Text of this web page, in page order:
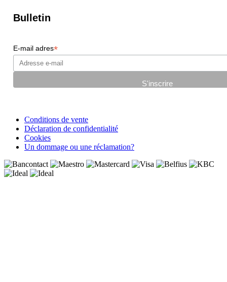
Bulletin
E-mail adres*
Conditions de vente
Déclaration de confidentialité
Cookies
Un dommage ou une réclamation?